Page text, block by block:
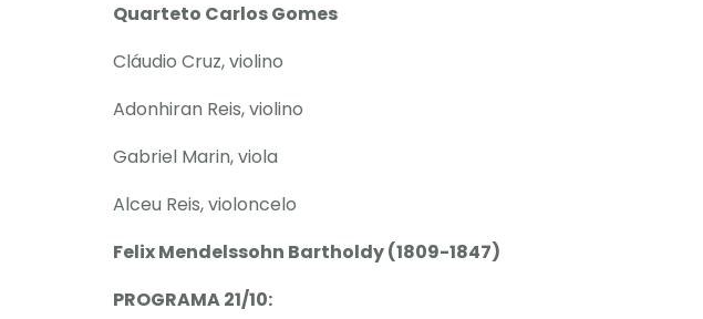
Quarteto Carlos Gomes
Cláudio Cruz, violino
Adonhiran Reis, violino
Gabriel Marin, viola
Alceu Reis, violoncelo
Felix Mendelssohn Bartholdy (1809-1847)
PROGRAMA 21/10: